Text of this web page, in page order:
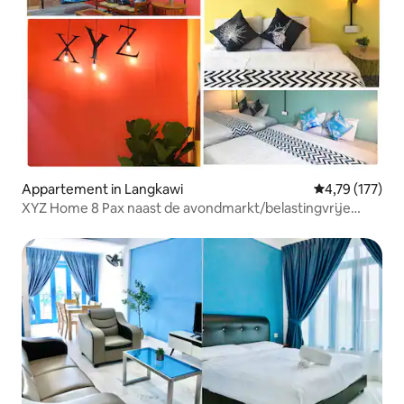
Appartement in Langkawi Gemiddelde
4,79 (177)
XYZ Home 8 Pax naast de avondmarkt/belastingvrije